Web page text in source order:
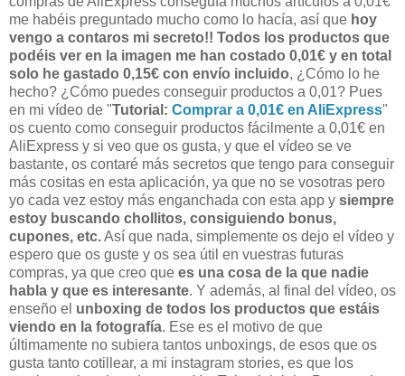
me habéis preguntado mucho como lo hacía, así que hoy
vengo a contaros mi secreto!! Todos los productos que
podéis ver en la imagen me han costado 0,01€ y en total
solo he gastado 0,15€ con envío incluido, ¿Cómo lo he
hecho? ¿Cómo puedes conseguir productos a 0,01? Pues
en mi vídeo de "Tutorial: Comprar a 0,01€ en AliExpress"
os cuento como conseguir productos fácilmente a 0,01€ en
AliExpress y si veo que os gusta, y que el vídeo se ve
bastante, os contaré más secretos que tengo para conseguir
más cositas en esta aplicación, ya que no se vosotras pero
yo cada vez estoy más enganchada con esta app y siempre
estoy buscando chollitos, consiguiendo bonus,
cupones, etc.Así que nada, simplemente os dejo el vídeo y
espero que os guste y os sea útil en vuestras futuras
compras, ya que creo que es una cosa de la que nadie
habla y que es interesante. Y además, al final del vídeo, os
enseño el unboxing de todos los productos que estáis
viendo en la fotografía. Ese es el motivo de que
últimamente no subiera tantos unboxings, de esos que os
gusta tanto cotillear, a mi instagram stories, es que los